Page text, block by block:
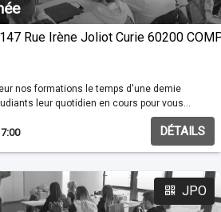
147 Rue Irène Joliot Curie 60200
nos formations le temps d'une demie
DÉTAILS
JPO